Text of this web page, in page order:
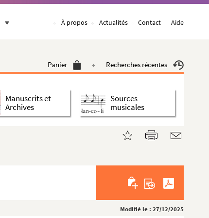
À propos Actualités Contact Aide
Panier Recherches récentes
Manuscrits et
Archives
Sources
musicales
Modifié le : 27/12/2025